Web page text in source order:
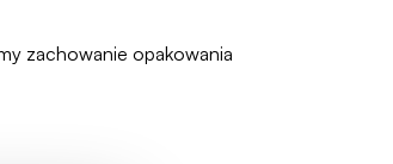
zachowanie opakowania